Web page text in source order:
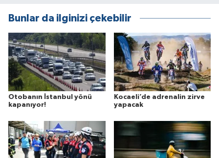
Bunlar da ilginizi çekebilir
Otobanın İstanbul yönü
kapanıyor!
Kocaeli’de adrenalin zirve
yapacak